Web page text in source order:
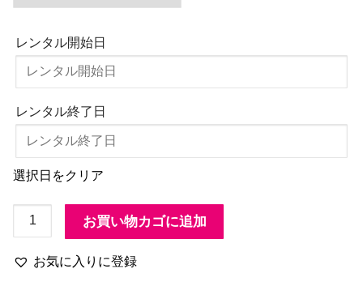
レンタル開始日
レンタル終了日
選択日をクリア
MRD6DP
ハ
ワ
お買い物カゴに追加
お気に入りに登録